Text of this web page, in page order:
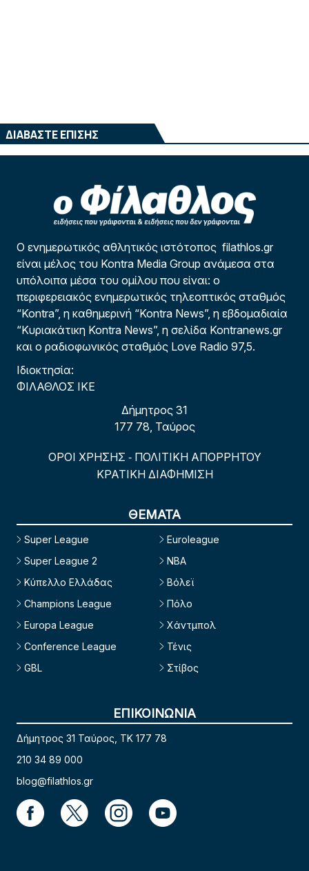
ΔΙΑΒΑΣΤΕ ΕΠΙΣΗΣ
Ο ενημερωτικός αθλητικός ιστότοπος filathlos.gr
είναι μέλος του Kontra Media Group ανάμεσα στα
υπόλοιπα μέσα του ομίλου που είναι: ο
περιφερειακός ενημερωτικός τηλεοπτικός σταθμός
“Kontra”, η καθημερινή “Kontra News”, η εβδομαδιαία
“Κυριακάτικη Kontra News”, η σελίδα Kontranews.gr
και ο ραδιοφωνικός σταθμός Love Radio 97,5.
Ιδιοκτησία:
ΦΙΛΑΘΛΟΣ ΙΚΕ
Δήμητρος 31
177 78, Ταύρος
ΟΡΟΙ ΧΡΗΣΗΣ - ΠΟΛΙΤΙΚΗ ΑΠΟΡΡΗΤΟΥ
ΚΡΑΤΙΚΗ ΔΙΑΦΗΜΙΣΗ
ΘΕΜΑΤΑ
Super League
Super League 2
Κύπελλο Ελλάδας
Champions League
Europa League
Conference League
GBL
Euroleague
NBA
Βόλεϊ
Πόλο
Χάντμπολ
Τένις
Στίβος
ΕΠΙΚΟΙΝΩΝΙΑ
Δήμητρος 31 Ταύρος, TK 177 78
210 34 89 000
blog@filathlos.gr